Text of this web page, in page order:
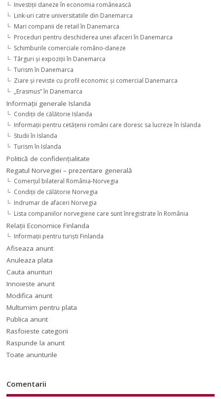
Investiţii daneze în economia românească
Link-uri catre universitatiile din Danemarca
Mari companii de retail în Danemarca
Proceduri pentru deschiderea unei afaceri în Danemarca
Schimburile comerciale româno-daneze
Târguri şi expoziţii în Danemarca
Turism în Danemarca
Ziare şi reviste cu profil economic şi comercial Danemarca
„Erasmus” în Danemarca
Informaţii generale Islanda
Condiţii de călătorie Islanda
Informaţii pentru cetăţenii români care doresc sa lucreze în Islanda
Studii în Islanda
Turism în Islanda
Politică de confidențialitate
Regatul Norvegiei – prezentare generală
Comerţul bilateral România-Norvegia
Condiții de călătorie Norvegia
Indrumar de afaceri Norvegia
Lista companiilor norvegiene care sunt înregistrate în România
Relaţii Economice Finlanda
Informaţii pentru turişti Finlanda
Afiseaza anunt
Anuleaza plata
Cauta anunturi
Innoieste anunt
Modifica anunt
Multumim pentru plata
Publica anunt
Rasfoieste categorii
Raspunde la anunt
Toate anunturile
Comentarii